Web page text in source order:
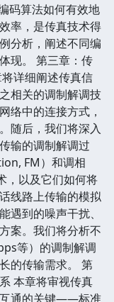
码算法如何有效地
率，是传真技术得
分析，阐述不同编
现。 第三章：传
详细阐述传真信
相关的调制解调技
络中的连接方式，
随后，我们将深入
输的调制解调过
FM）和调相
，以及它们如何将
线路上传输的模拟
遇到的噪声干扰、
案。我们将分析不
等）的调制解调
的传输需求。 第
本章将审视传真
互通的关键——标准